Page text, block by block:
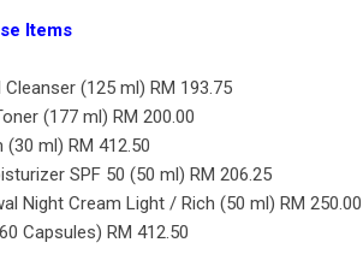
Items
(125 ml) RM 193.75
(177 ml) RM 200.00
(30 ml) RM 412.50
SPF 50 (50 ml) RM 206.25
Night Cream Light / Rich (50 ml) RM 250.00
Capsules) RM 412.50